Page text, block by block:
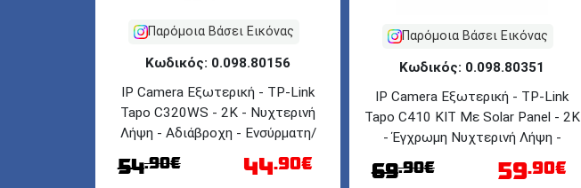
Παρόμοια Βάσει Εικόνας
Κωδικός: 0.098.80156
IP Camera Εξωτερική - TP-Link
Tapo C320WS - 2K - Νυχτερινή
Λήψη - Αδιάβροχη - Ενσύρματη/
Ασύρματη - White
54.90€ 44.90€
Παρόμοια Βάσει Εικόνας
Κωδικός: 0.098.80351
IP Camera Εξωτερική - TP-Link
Tapo C410 KIT Με Solar Panel - 2Κ
- Έγχρωμη Νυχτερινή Λήψη -
Αδιάβροχη - Wi-Fi - White
69.90€ 59.90€